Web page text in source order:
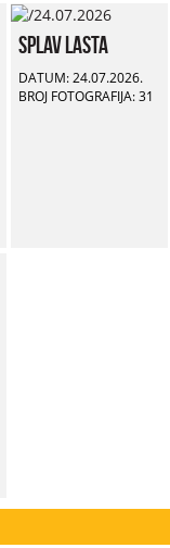
Splav Lasta
DATUM: 24.07.2026.
BROJ FOTOGRAFIJA: 31